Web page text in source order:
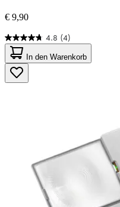
€ 9,90
4.8 (4)
4.8
von
5
Sternen.
4
In den Warenkorb